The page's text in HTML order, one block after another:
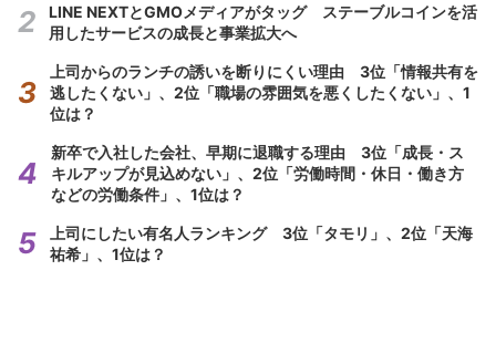
LINE NEXTとGMOメディアがタッグ ステーブルコインを活
用したサービスの成長と事業拡大へ
上司からのランチの誘いを断りにくい理由 3位「情報共有を
逃したくない」、2位「職場の雰囲気を悪くしたくない」、1
位は？
新卒で入社した会社、早期に退職する理由 3位「成長・ス
キルアップが見込めない」、2位「労働時間・休日・働き方
などの労働条件」、1位は？
上司にしたい有名人ランキング 3位「タモリ」、2位「天海
祐希」、1位は？